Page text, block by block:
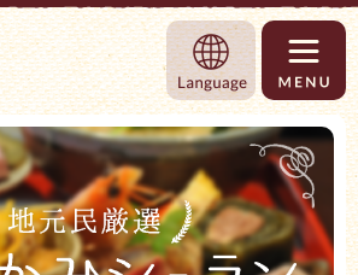
村上市観光情報総合サイト 村上市観光
Language